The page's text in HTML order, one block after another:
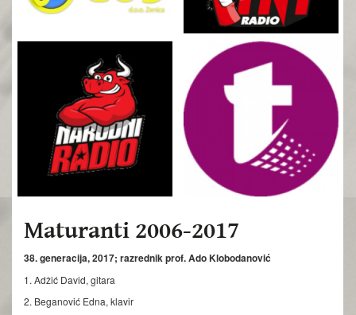
Maturanti 2006-2017
38. generacija, 2017; razrednik prof. Ado Klobodanović
1. Adžić David, gitara
2. Beganović Edna, klavir